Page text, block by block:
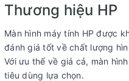
Thương hiệu HP
Màn hình máy tính HP được
đánh giá tốt về chất lượng
Với ưu thế về giá cả, màn
tiêu dùng lựa chọn.